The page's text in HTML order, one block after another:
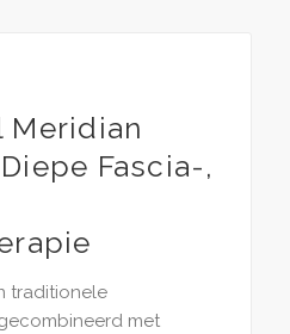
Meridian
Fascia-,
traditionele
met